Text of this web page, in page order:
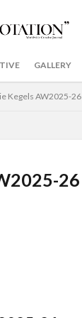
GALLERY
Kegels AW2025-26
26